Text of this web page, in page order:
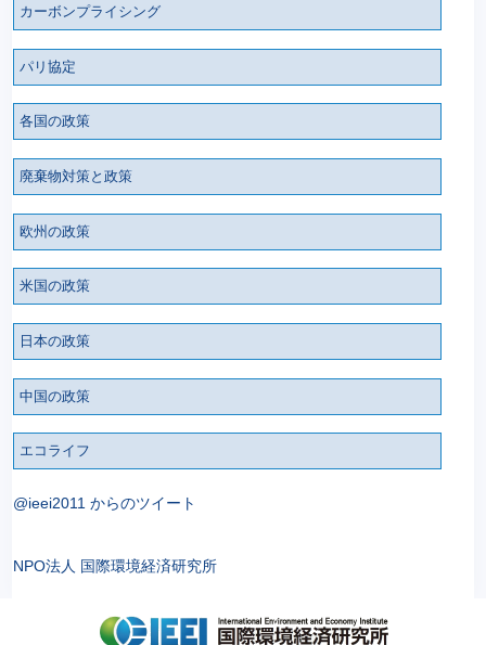
カーボンプライシング
パリ協定
各国の政策
廃棄物対策と政策
欧州の政策
米国の政策
日本の政策
中国の政策
エコライフ
@ieei2011 からのツイート
NPO法人 国際環境経済研究所